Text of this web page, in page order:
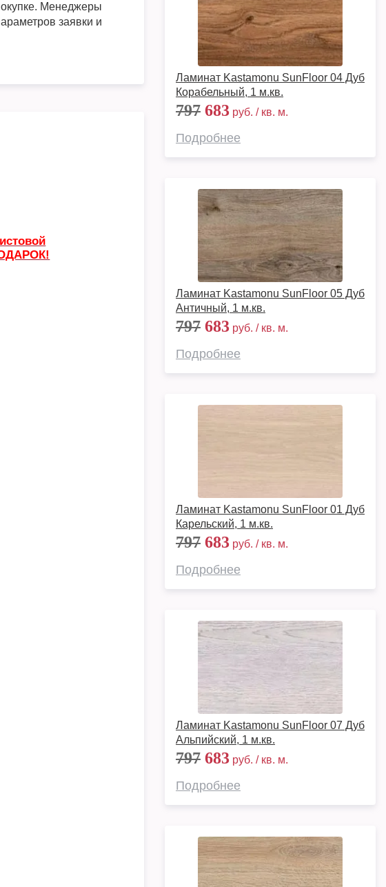
Менеджеры
заявки и
Ламинат Kastamonu SunFloor 04 Дуб
Корабельный, 1 м.кв.
797 683 руб. / кв. м.
Подробнее
Ламинат Kastamonu SunFloor 05 Дуб
Античный, 1 м.кв.
797 683 руб. / кв. м.
Подробнее
Ламинат Kastamonu SunFloor 01 Дуб
Карельский, 1 м.кв.
797 683 руб. / кв. м.
Подробнее
Ламинат Kastamonu SunFloor 07 Дуб
Альпийский, 1 м.кв.
797 683 руб. / кв. м.
Подробнее